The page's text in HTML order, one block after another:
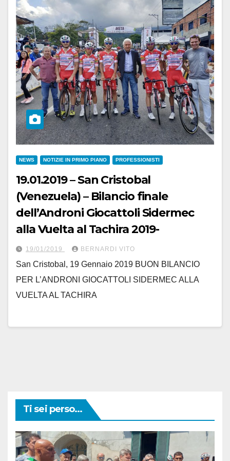
NEWS NOTIZIE IN PRIMO PIANO PROFESSIONISTI
19.01.2019 – San Cristobal
(Venezuela) – Bilancio finale
dell’Androni Giocattoli Sidermec
alla Vuelta al Tachira 2019-
19/01/2019 BERNARDI VITO
San Cristobal, 19 Gennaio 2019 BUON BILANCIO
PER L’ANDRONI GIOCATTOLI SIDERMEC ALLA
VUELTA AL TACHIRA
Ti sei perso...